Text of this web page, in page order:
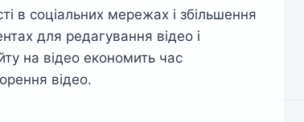
в соціальних мережах і збільшення
для редагування відео і
на відео економить час
відео.